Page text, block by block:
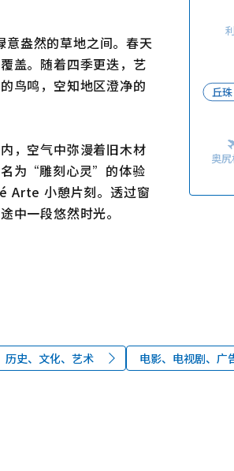
盎然的草地之间。春天
盖。随着四季更迭，艺
鸟鸣，空知地区澄净的
，空气中弥漫着旧木材
名为“雕刻心灵”的体验
Arte 小憩片刻。透过窗
中一段悠然时光。
历史、文化、艺术 电影、电视剧、广
丘珠
奥